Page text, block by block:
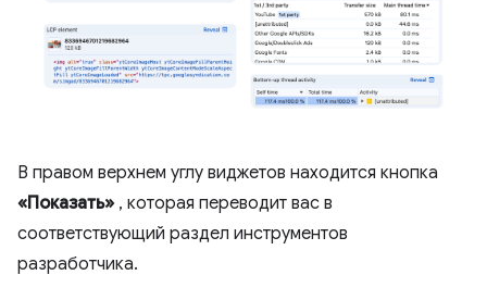
В правом верхнем углу виджетов находится кнопка
«Показать» , которая переводит вас в
соответствующий раздел инструментов
разработчика.